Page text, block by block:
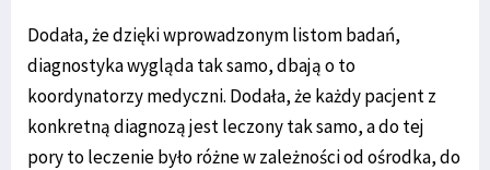
Dodała, że dzięki wprowadzonym listom badań,
diagnostyka wygląda tak samo, dbają o to
koordynatorzy medyczni. Dodała, że każdy pacjent z
konkretną diagnozą jest leczony tak samo, a do tej
pory to leczenie było różne w zależności od ośrodka, do